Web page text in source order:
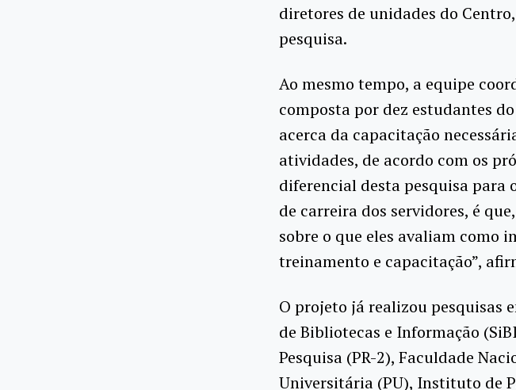
diretores de unidades do
pesquisa.
Ao mesmo tempo, a equipe
composta por dez estudantes
acerca da capacitação
atividades, de acordo com os
diferencial desta pesquisa para
de carreira dos servidores, é
sobre o que eles avaliam como
treinamento e capacitação”,
O projeto já realizou pesquisas
de Bibliotecas e Informação
Pesquisa (PR-2), Faculdade
Universitária (PU), Instituto de